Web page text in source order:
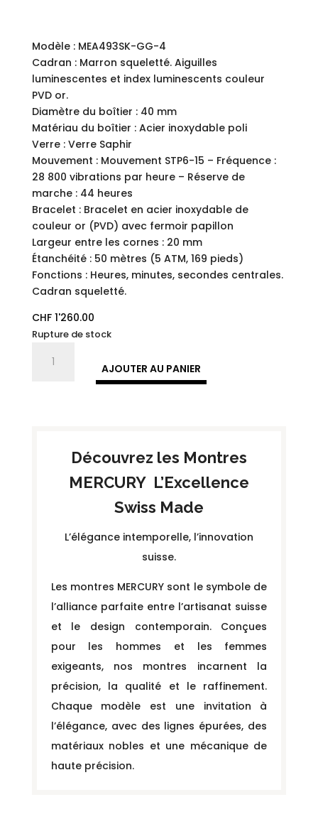
Modèle : MEA493SK-GG-4
Cadran : Marron squeletté. Aiguilles
luminescentes et index luminescents couleur
PVD or.
Diamètre du boîtier : 40 mm
Matériau du boîtier : Acier inoxydable poli
Verre : Verre Saphir
Mouvement : Mouvement STP6-15 – Fréquence :
28 800 vibrations par heure – Réserve de
marche : 44 heures
Bracelet : Bracelet en acier inoxydable de
couleur or (PVD) avec fermoir papillon
Largeur entre les cornes : 20 mm
Étanchéité : 50 mètres (5 ATM, 169 pieds)
Fonctions : Heures, minutes, secondes centrales.
Cadran squeletté.
CHF1'260.00
Rupture de stock
Collection
AJOUTER AU PANIER
Découvrez les Montres
MERCURY L’Excellence
Swiss Made
L’élégance intemporelle, l’innovation
suisse.
Les montres MERCURY sont le symbole de
l’alliance parfaite entre l’artisanat suisse
et le design contemporain. Conçues
pour les hommes et les femmes
exigeants, nos montres incarnent la
précision, la qualité et le raffinement.
Chaque modèle est une invitation à
l’élégance, avec des lignes épurées, des
matériaux nobles et une mécanique de
haute précision.